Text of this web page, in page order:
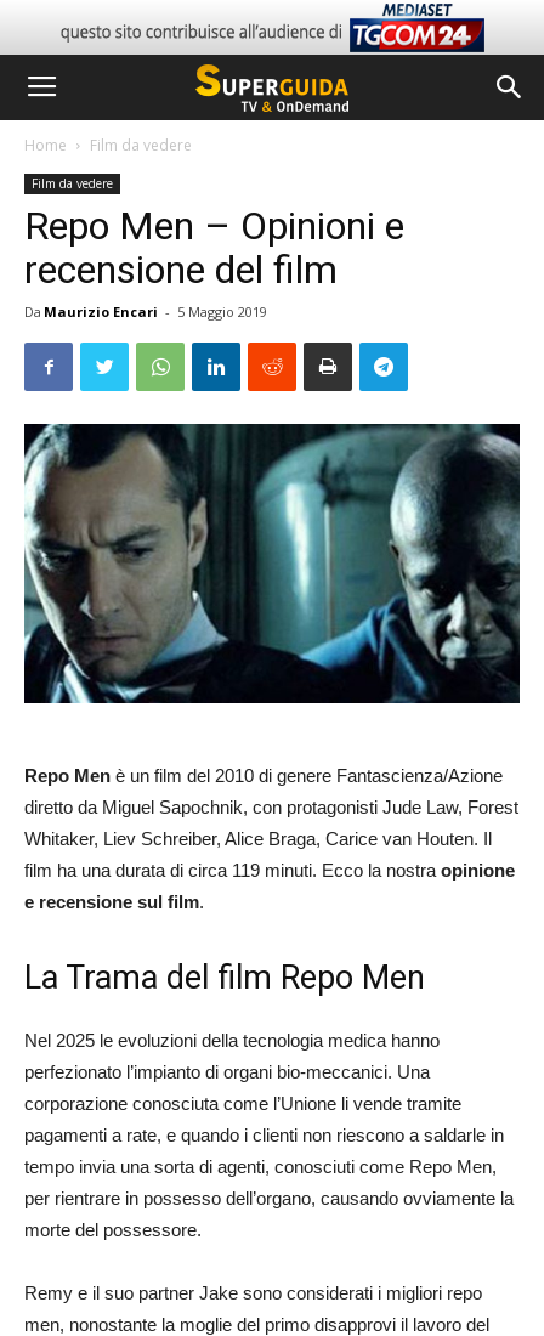
Home Film da vedere
Film da vedere
Repo Men – Opinioni e
recensione del film
Da Maurizio Encari - 5 Maggio 2019
Repo Men è un film del 2010 di genere Fantascienza/Azione
diretto da Miguel Sapochnik, con protagonisti Jude Law, Forest
Whitaker, Liev Schreiber, Alice Braga, Carice van Houten. Il
film ha una durata di circa 119 minuti. Ecco la nostra opinione
e recensione sul film.
La Trama del film Repo Men
Nel 2025 le evoluzioni della tecnologia medica hanno
perfezionato l’impianto di organi bio-meccanici. Una
corporazione conosciuta come l’Unione li vende tramite
pagamenti a rate, e quando i clienti non riescono a saldarle in
tempo invia una sorta di agenti, conosciuti come Repo Men,
per rientrare in possesso dell’organo, causando ovviamente la
morte del possessore.
Remy e il suo partner Jake sono considerati i migliori repo
men, nonostante la moglie del primo disapprovi il lavoro del